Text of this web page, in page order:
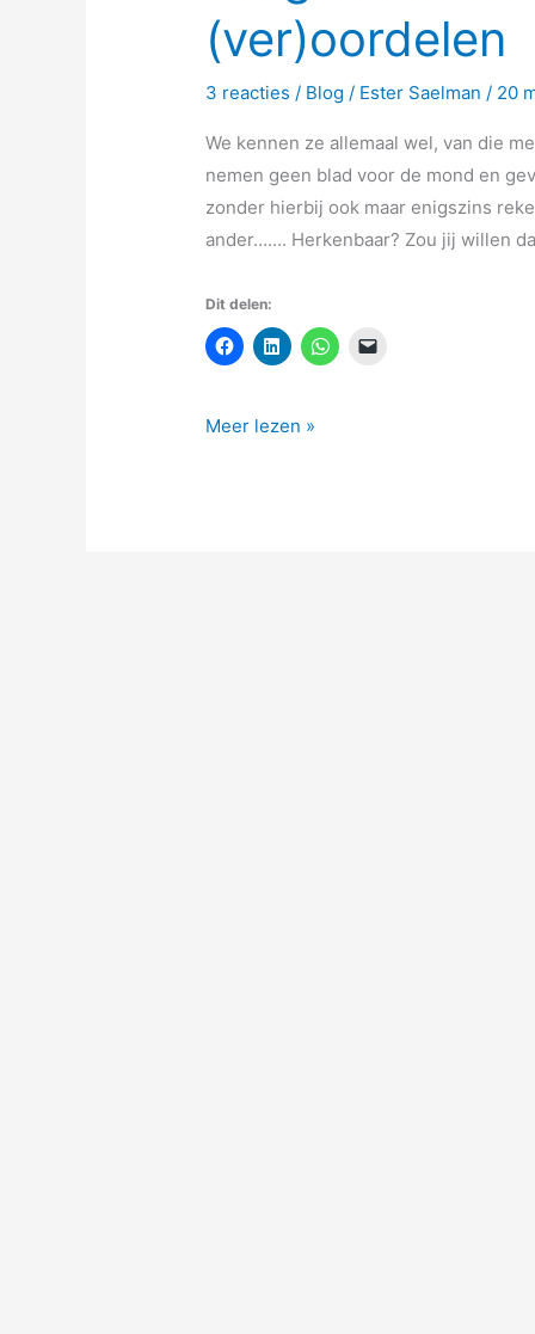
(ver)oordelen
3 reacties / Blog / Ester Saelman/ 20
We kennen ze allemaal wel, van die
nemen geen blad voor de mond en
zonder hierbij ook maar enigszins
ander……. Herkenbaar? Zou jij willen
Dit delen:
Meer lezen »